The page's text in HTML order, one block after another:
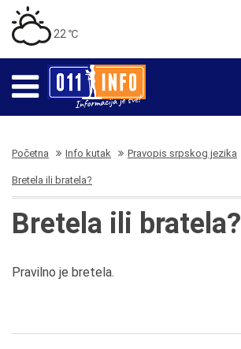
22 ℃
Početna Info kutak Pravopis srpskog jezika
Bretela ili bratela?
Bretela ili bratela?
Pravilno je bretela.